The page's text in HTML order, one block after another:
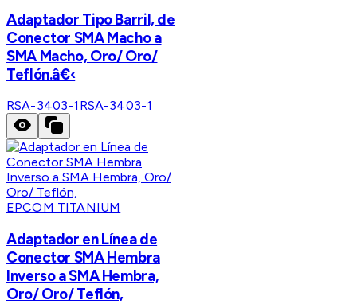
Adaptador Tipo Barril, de
Conector SMA Macho a
SMA Macho, Oro/ Oro/
Teflón.â€‹
RSA-3403-1 RSA-3403-1
EPCOM TITANIUM
Adaptador en Línea de
Conector SMA Hembra
Inverso a SMA Hembra,
Oro/ Oro/ Teflón,